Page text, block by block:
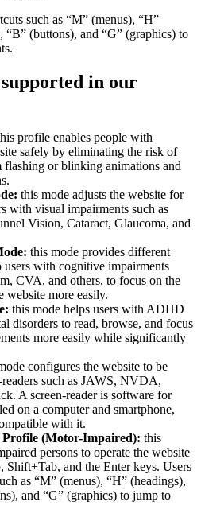
such as “M” (menus), “H”
“B” (buttons), and “G” (graphics) to
in our
profile enables people with
safely by eliminating the risk of
flashing or blinking animations and
this mode adjusts the website for
with visual impairments such as
Vision, Cataract, Glaucoma, and
this mode provides different
users with cognitive impairments
CVA, and others, to focus on the
website more easily.
this mode helps users with ADHD
disorders to read, browse, and focus
more easily while significantly
configures the website to be
such as JAWS, NVDA,
A screen-reader is software for
on a computer and smartphone,
with it.
(Motor-Impaired): this
persons to operate the website
Shift+Tab, and the Enter keys. Users
as “M” (menus), “H” (headings),
and “G” (graphics) to jump to